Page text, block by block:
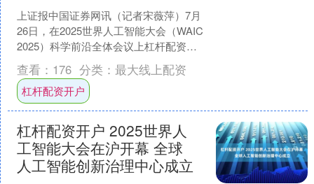
上证报中国证券网讯（记者宋薇萍）7月
26日，在2025世界人工智能大会（WAIC
2025）科学前沿全体会议上杠杆配资开
户，上海人工智能实验室（上海AI实验
室）....
查看： 176 分类： 最大线上配资
杠杆配资开户
杠杆配资开户 2025世界人
工智能大会在沪开幕 全球
人工智能创新治理中心成立